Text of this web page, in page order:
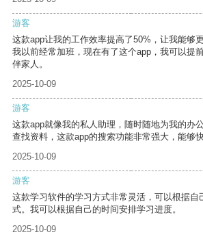
游客
这款app让我的工作效率提高了50%，让我能够
我以前经常加班，现在有了这个app，我可以提
伴家人。
2025-10-09
游客
这款app就像我的私人助理，随时随地为我的办
查找资料，这款app的搜索功能非常强大，能够
2025-10-09
游客
这款学习软件的学习方式非常灵活，可以根据自
式。我可以根据自己的时间安排学习进度。
2025-10-09